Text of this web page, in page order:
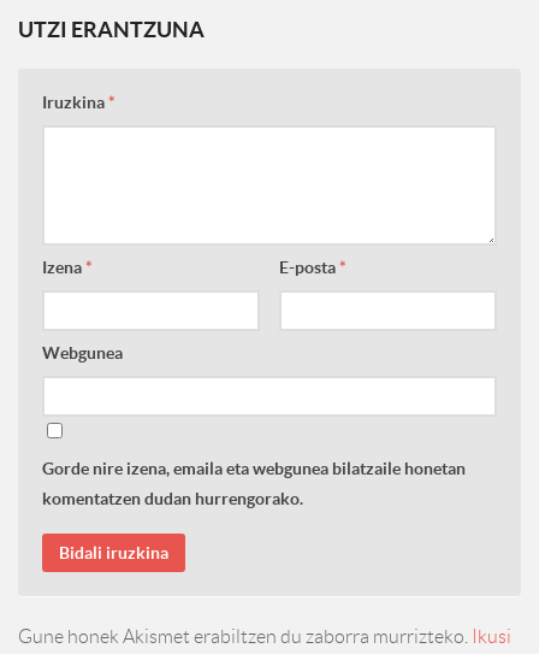
UTZI ERANTZUNA
Iruzkina*
Izena* E-posta*
Webgunea
Gorde nire izena, emaila eta webgunea bilatzaile honetan
komentatzen dudan hurrengorako.
Gune honek Akismet erabiltzen du zaborra murrizteko.
Ikusi